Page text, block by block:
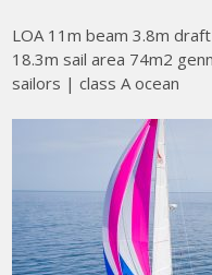
LOA 11m beam 3.8m
18.3m sail area 74m2
sailors | class A ocean